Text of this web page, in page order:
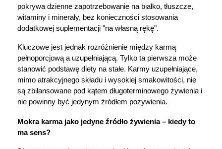
pokrywa dzienne zapotrzebowanie na białko, tłuszcze,
witaminy i minerały, bez konieczności stosowania
dodatkowej suplementacji "na własną rękę".
Kluczowe jest jednak rozróżnienie między karmą
pełnoporcjową a uzupełniającą. Tylko ta pierwsza może
stanowić podstawę diety na stałe. Karmy uzupełniające,
mimo atrakcyjnego składu i wysokiej smakowitości, nie
są zbilansowane pod kątem długoterminowego żywienia i
nie powinny być jedynym źródłem pożywienia.
Mokra karma jako jedyne źródło żywienia – kiedy to
ma sens?